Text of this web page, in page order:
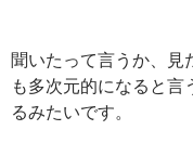
聞いたって言うか、見
も多次元的になると言
るみたいです。